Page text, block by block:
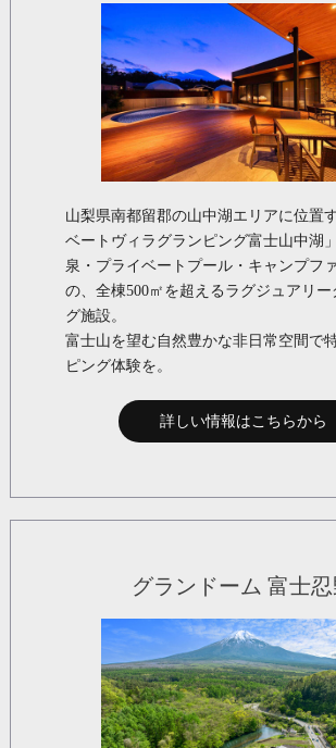
山梨県南都留郡の山中湖エリアに位置
ベートヴィラグランピング富士山中湖
泉・プライベートプール・キャンプフ
の、全棟500㎡を超えるラグジュアリー
グ施設。
富士山を望む自然豊かな非日常空間で
ピング体験を。
詳しい情報はこちらから
グランドーム 富士